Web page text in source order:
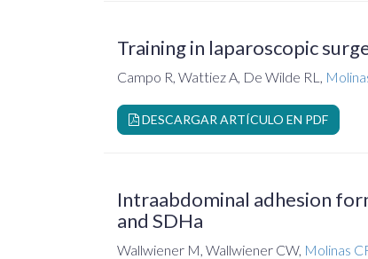
Training in laparoscopic
Campo R, Wattiez A, De Wilde RL,
DESCARGAR ARTÍCULO EN PDF
Intraabdominal adhesion
and SDHa
Wallwiener M, Wallwiener CW, Molinas